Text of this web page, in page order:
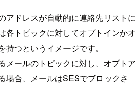
アドレスが自動的に連絡先リストに
各トピックに対してオプトインかオ
つというイメージです。
メールのトピックに対し、オプトア
場合、メールはSESでブロックさ